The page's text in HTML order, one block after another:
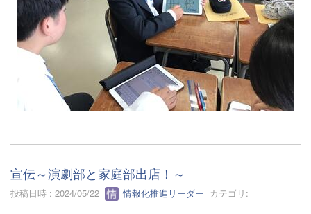
宣伝～演劇部と家庭部出店！～
投稿日時 : 2024/05/22 情報化推進リーダー カテゴリ: